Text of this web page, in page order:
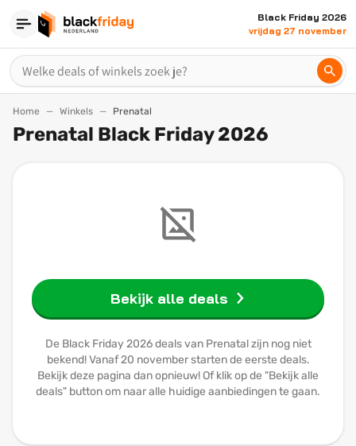
Black Friday 2026
vrijdag 27 november
Home Winkels Prenatal
Prenatal Black Friday 2026
Bekijk alle deals
De Black Friday 2026 deals van Prenatal zijn nog niet
bekend! Vanaf 20 november starten de eerste deals.
Bekijk deze pagina dan opnieuw! Of klik op de "Bekijk alle
deals" button om naar alle huidige aanbiedingen te gaan.